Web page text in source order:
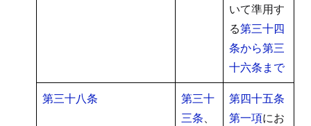
いて準用す
る第三十四
条から第三
十六条まで
第三十八条
第三十
三条、
第四十五条
第一項にお